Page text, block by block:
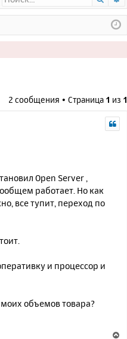
Q
о
д
2 сообщения • Страница 1 из 1
Open Server ,
работает. Но как
все тупит, переход по
и процессор и
объемов товара?